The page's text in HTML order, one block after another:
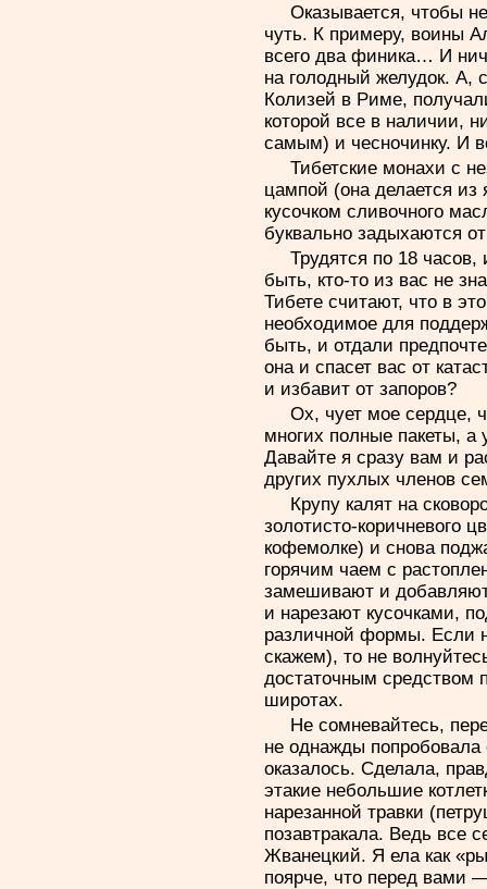
Оказывается, чтобы
чуть. К примеру, воины
всего два финика… И
на голодный желудок. А,
Колизей в Риме,
которой все в наличии,
самым) и чесночинку. И
Тибетские монахи с
цампой (она делается
кусочком сливочного
буквально задыхаются
Трудятся по 18
быть, кто-то из вас не
Тибете считают, что в
необходимое для
быть, и отдали
она и спасет вас от
и избавит от запоров?
Ох, чует мое сердце,
многих полные пакеты, а
Давайте я сразу вам и
других пухлых членов
Крупу калят на
золотисто-коричневого
кофемолке) и снова
горячим чаем с
замешивают и
и нарезают кусочками,
различной формы. Если
скажем), то не
достаточным средством
широтах.
Не сомневайтесь,
не однажды попробовала
оказалось. Сделала,
этакие небольшие
нарезанной травки
позавтракала. Ведь все
Жванецкий. Я ела как
поярче, что перед вами